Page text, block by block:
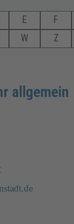
E F
W Z
allgemein